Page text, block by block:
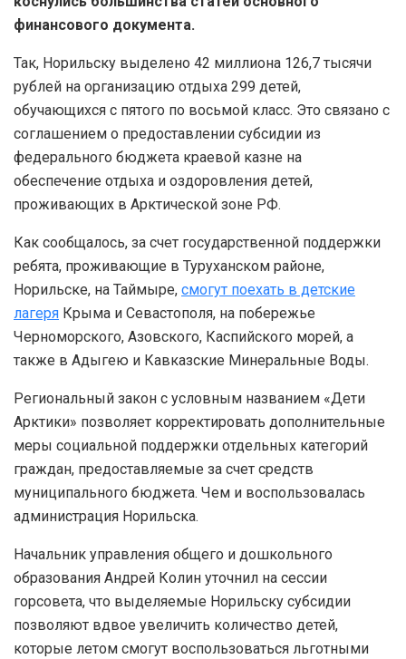
финансового документа.
Так, Норильску выделено 42 миллиона 126,7 тысячи
рублей на организацию отдыха 299 детей,
обучающихся с пятого по восьмой класс. Это связано с
соглашением о предоставлении субсидии из
федерального бюджета краевой казне на
обеспечение отдыха и оздоровления детей,
проживающих в Арктической зоне РФ.
Как сообщалось, за счет государственной поддержки
ребята, проживающие в Туруханском районе,
Норильске, на Таймыре, смогут поехать в детские
лагеря Крыма и Севастополя, на побережье
Черноморского, Азовского, Каспийского морей, а
также в Адыгею и Кавказские Минеральные Воды.
Региональный закон с условным названием «Дети
Арктики» позволяет корректировать дополнительные
меры социальной поддержки отдельных категорий
граждан, предоставляемые за счет средств
муниципального бюджета. Чем и воспользовалась
администрация Норильска.
Начальник управления общего и дошкольного
образования Андрей Колин уточнил на сессии
горсовета, что выделяемые Норильску субсидии
позволяют вдвое увеличить количество детей,
которые летом смогут воспользоваться льготными